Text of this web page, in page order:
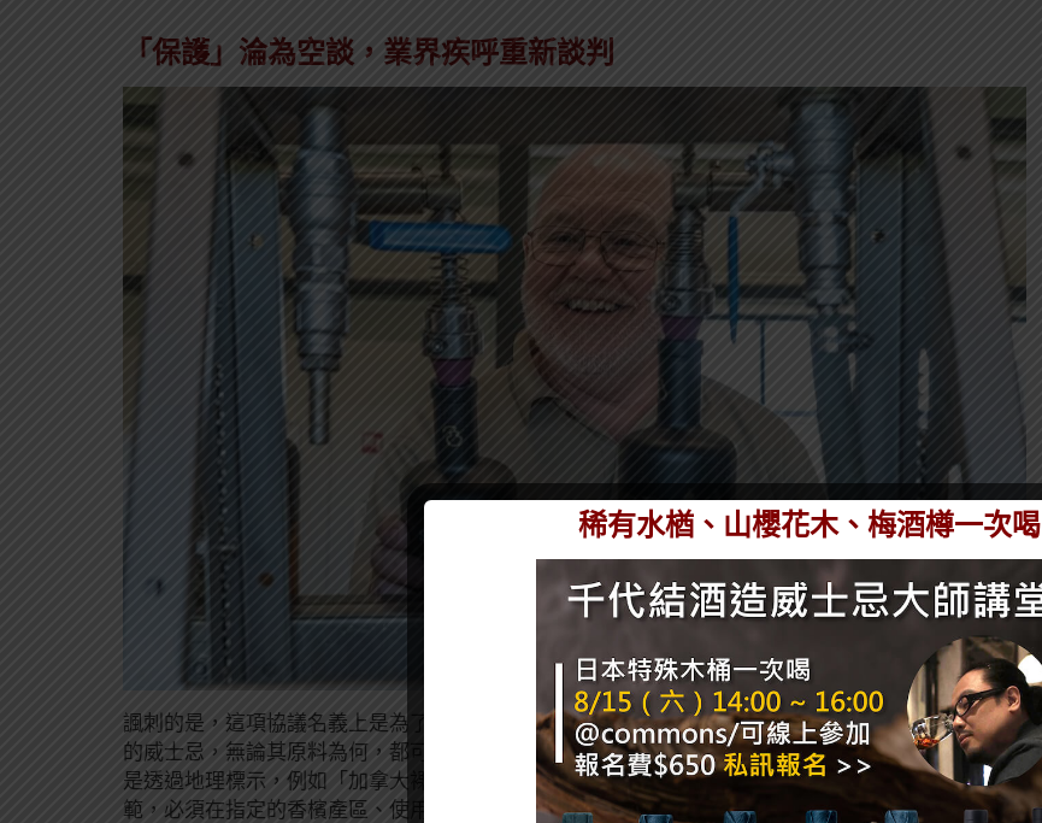
「保護」淪為空談，業界疾呼重新談判
諷刺的是，這項協議名義上是為了 保護加拿大威士忌，但實際上，加拿大法規允許任何在加拿大生產
的威士忌，無論其原料為何，都可以標註為「裸麥威士忌」。Munch 認為，更合理的保護方式應該
是透過地理標示，例如「加拿大裸麥」或是「丹麥威士忌」等等，又或者是參考法國「香檳」的規
範，必須在指定的香檳產區、使用特定的葡萄品種和釀造方法，才能稱為香檳，而非以裸麥原料名稱
稀有水楢、山櫻花木、梅酒樽一次喝